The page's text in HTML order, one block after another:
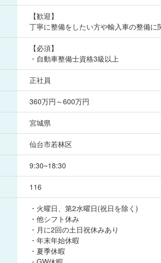
【歓迎】
丁寧に整備をしたい方や輸入車の整備
【必須】
・自動車整備士資格3級以上
正社員
360万円～600万円
宮城県
仙台市若林区
9:30~18:30
116
・火曜日、第2水曜日(祝日を除く)
・他シフト休み
・月に2回の土日祝休みあり
・年末年始休暇
・夏季休暇